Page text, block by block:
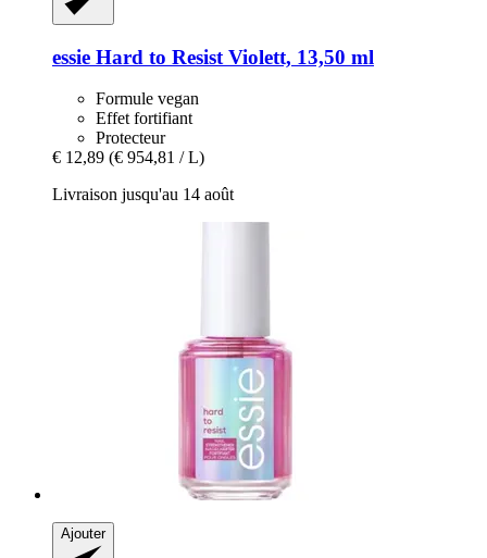
essie Hard to Resist Violett, 13,50 ml
Formule vegan
Effet fortifiant
Protecteur
€ 12,89 (€ 954,81 / L)
Livraison jusqu'au 14 août
Ajouter